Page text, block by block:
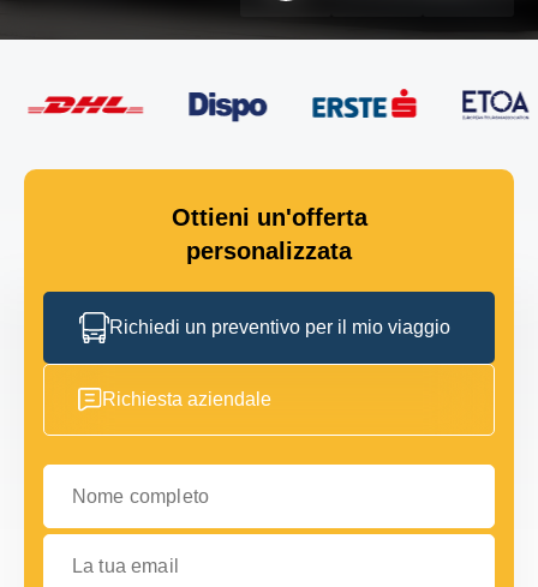
Ottieni un'offerta
personalizzata
Richiedi un preventivo per il mio viaggio
Richiesta aziendale
Nome completo
La tua email